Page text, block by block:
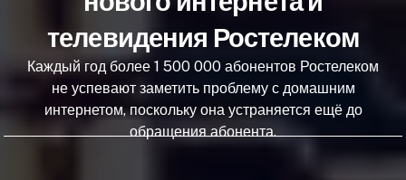
телевидения Ростелеком
Каждый год более 1 500 000 абонентов Ростелеком
не успевают заметить проблему с домашним
интернетом, поскольку она устраняется ещё до
обращения абонента.